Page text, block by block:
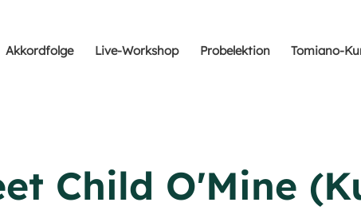
Akkordfolge Live-Workshop Probelektion Tomiano-
Child O'Mine